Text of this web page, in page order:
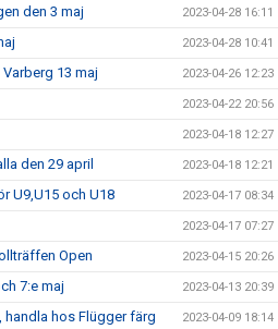
den 3 maj 2023-04-28 16:11
2023-04-28 10:41
13 maj 2023-04-26 12:23
2023-04-22 20:56
2023-04-18 12:27
den 29 april 2023-04-18 12:21
U9,U15 och U18 2023-04-17 08:34
2023-04-17 07:27
Open 2023-04-15 20:26
7:e maj 2023-04-13 20:39
hos Flügger färg 2023-04-09 18:14